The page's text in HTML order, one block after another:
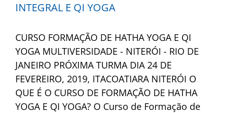
INTEGRAL E QI YOGA
CURSO FORMAÇÃO DE HATHA YOGA E QI
YOGA MULTIVERSIDADE - NITERÓI - RIO DE
JANEIRO PRÓXIMA TURMA DIA 24 DE
FEVEREIRO, 2019, ITACOATIARA NITERÓI O
QUE É O CURSO DE FORMAÇÃO DE HATHA
YOGA E QI YOGA? O Curso de Formação de